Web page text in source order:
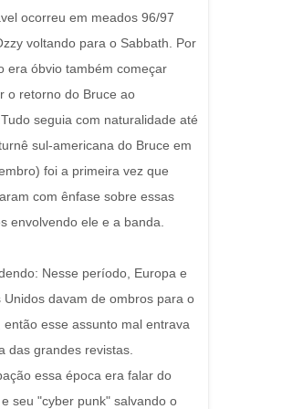
ocorreu em meados 96/97
voltando para o Sabbath. Por
era óbvio também começar
o retorno do Bruce ao
seguia com naturalidade até
sul-americana do Bruce em
foi a primeira vez que
com ênfase sobre essas
envolvendo ele e a banda.
Nesse período, Europa e
Unidos davam de ombros para o
então esse assunto mal entrava
das grandes revistas.
essa época era falar do
seu "cyber punk" salvando o